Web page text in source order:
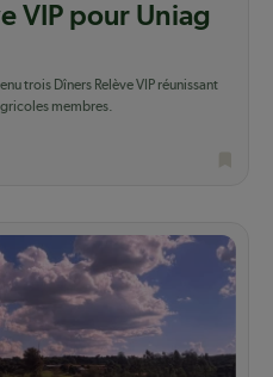
VIP pour Uniag
trois Dîners Relève VIP réunissant
membres.